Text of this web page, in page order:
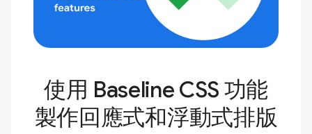
使用 Baseline CSS 功能
製作回應式和浮動式排版